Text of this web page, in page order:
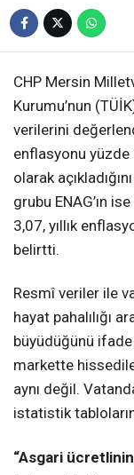
CHP Mersin
Kurumu’nun
verilerini
enflasyonu yüzde
olarak
grubu ENAG’ın
3,07, yıllık
belirtti.
Resmî veriler ile
hayat pahalılığı
büyüdüğünü ifade
markette
aynı değil.
istatistik
“Asgari